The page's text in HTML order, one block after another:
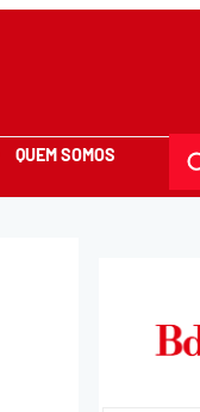
QUEM SOMOS